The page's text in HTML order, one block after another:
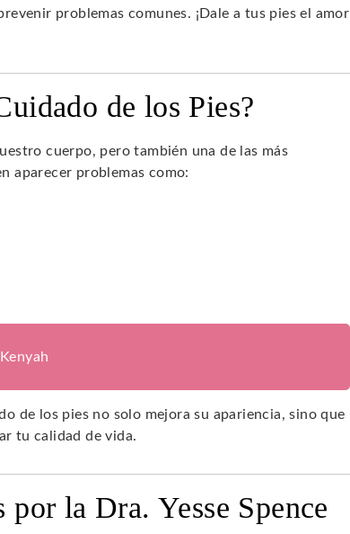
problemas comunes. ¡Dale a tus pies el amor
de los Pies?
cuerpo, pero también una de las más
aparecer problemas como:
de los pies no solo mejora su apariencia, sino que
tu calidad de vida.
la Dra. Yesse Spence